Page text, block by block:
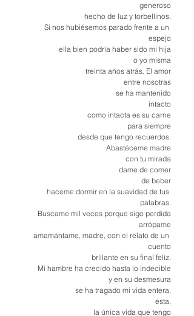
generoso
hecho de luz y torbellinos.
Si nos hubiésemos parado frente a un
espejo
ella bien podría haber sido mi hija
o yo misma
treinta años atrás. El amor
entre nosotras
se ha mantenido
intacto
como intacta es su carne
para siempre
desde que tengo recuerdos.
Abastéceme madre
con tu mirada
dame de comer
de beber
haceme dormir en la suavidad de tus
palabras.
Buscame mil veces porque sigo perdida
arrópame
amamántame, madre, con el relato de un
cuento
brillante en su final feliz.
Mi hambre ha crecido hasta lo indecible
y en su desmesura
se ha tragado mi vida entera,
esta,
la única vida que tengo